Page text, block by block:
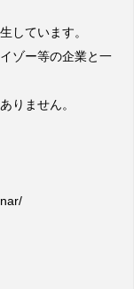
しています。
ゾー等の企業と一
りません。